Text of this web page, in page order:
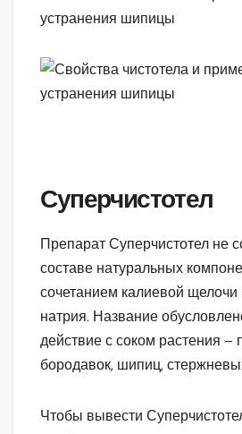
Суперчистотел
Препарат Суперчистотел не
составе натуральных
сочетанием калиевой щелочи
натрия. Название
действие с соком растения –
бородавок, шипиц,
Чтобы вывести